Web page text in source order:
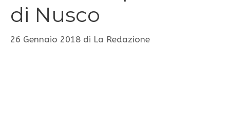
di Nusco
26 Gennaio 2018 di La Redazione